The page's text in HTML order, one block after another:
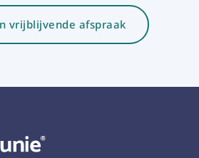
vrijblijvende afspraak